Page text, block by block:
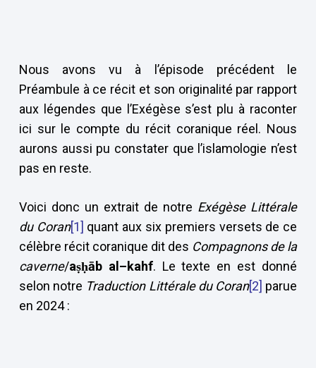
Nous avons vu à l’épisode précédent le
Préambule à ce récit et son originalité par rapport
aux légendes que l’Exégèse s’est plu à raconter
ici sur le compte du récit coranique réel. Nous
aurons aussi pu constater que l’islamologie n’est
pas en reste.
Voici donc un extrait de notre Exégèse Littérale
du Coran[1] quant aux six premiers versets de ce
célèbre récit coranique dit des Compagnons de la
caverne/aṣḥāb al–kahf. Le texte en est donné
selon notre Traduction Littérale du Coran[2] parue
en 2024 :